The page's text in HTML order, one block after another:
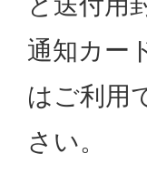
通知カー
はご利用
さい。